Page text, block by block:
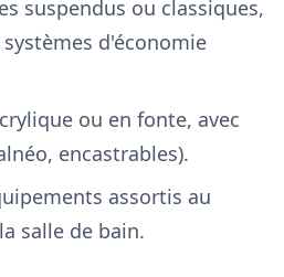
suspendus ou classiques,
d'économie
ou en fonte, avec
encastrables).
assortis au
salle de bain.